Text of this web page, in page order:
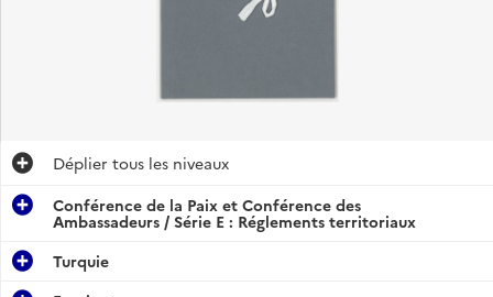
Déplier tous les niveaux
Conférence de la Paix et Conférence des
Ambassadeurs / Série E : Réglements territoriaux
Turquie